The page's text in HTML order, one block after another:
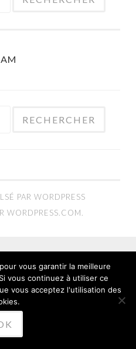
PAR WORDPRESS
WORDPRESS.COM
vous garantir la meilleure
vous continuez à utiliser ce
vous acceptez l'utilisation des